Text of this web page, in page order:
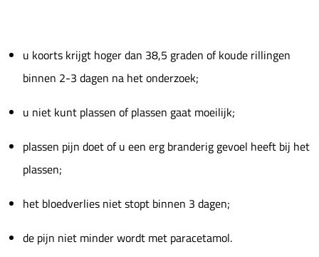
u koorts krijgt hoger dan 38,5 graden of koude rillingen
binnen 2-3 dagen na het onderzoek;
u niet kunt plassen of plassen gaat moeilijk;
plassen pijn doet of u een erg branderig gevoel heeft bij het
plassen;
het bloedverlies niet stopt binnen 3 dagen;
de pijn niet minder wordt met paracetamol.